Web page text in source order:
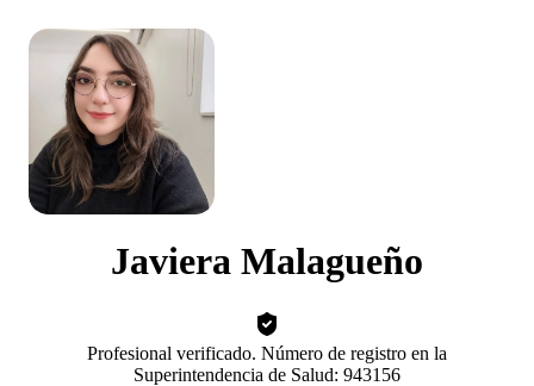
Javiera Malagueño
Profesional verificado. Número de registro en la
Superintendencia de Salud: 943156